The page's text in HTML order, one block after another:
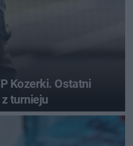
Kozerki. Ostatni
turnieju